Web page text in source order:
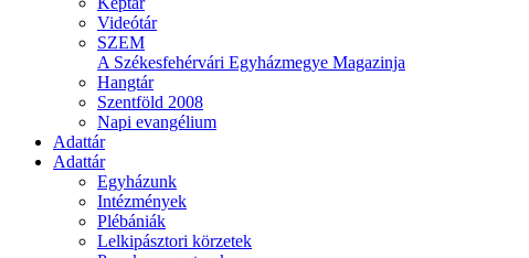
Videótár
SZEM
A Székesfehérvári Egyházmegye Magazinja
Hangtár
Szentföld 2008
Napi evangélium
Adattár
Adattár
Egyházunk
Intézmények
Plébániák
Lelkipásztori körzetek